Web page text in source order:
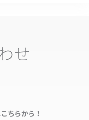
せ
ちらから！